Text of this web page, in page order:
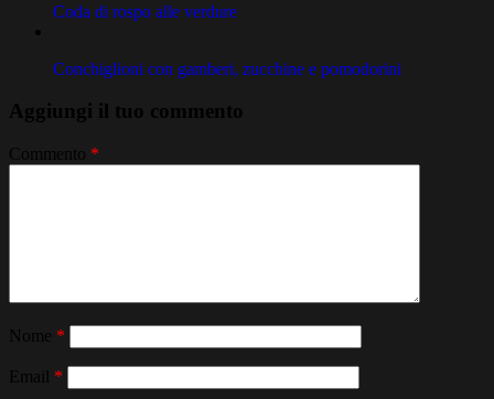
Coda di rospo alle verdure
Conchiglioni con gamberi, zucchine e pomodorini
Aggiungi il tuo commento
Commento *
Nome *
Email *